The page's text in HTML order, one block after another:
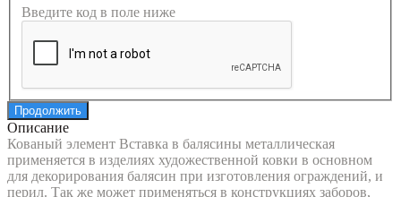
Введите код в поле ниже
Продолжить
Описание
Кованый элемент Вставка в балясины металлическая
применяется в изделиях художественной ковки в основном
для декорирования балясин при изготовления ограждений, и
перил. Так же может применяться в конструкциях заборов,